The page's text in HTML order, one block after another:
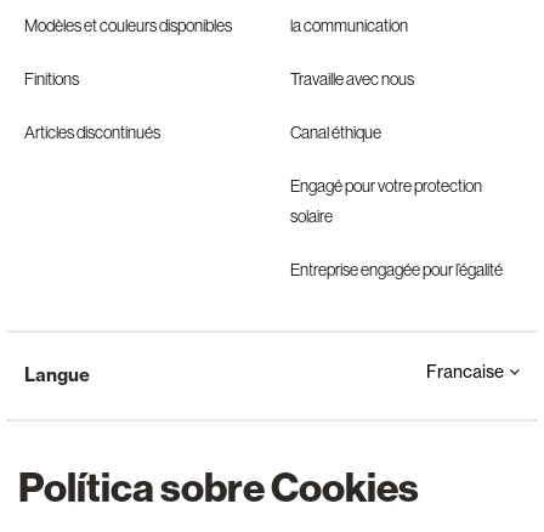
Política sobre Cookies
Modèles et couleurs disponibles
Finitions
Articles discontinués
la communication
Travaille avec nous
Canal éthique
Engagé pour votre protection
solaire
Entreprise engagée pour l’égalité
Langue Francaise